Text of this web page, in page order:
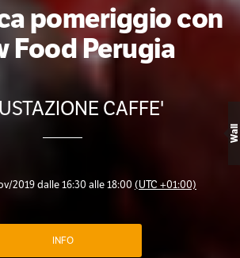
pomeriggio con
Food Perugia
CAFFE'
2019 dalle 16:30 alle 18:00 (UTC +01:00)
INFO
Wall